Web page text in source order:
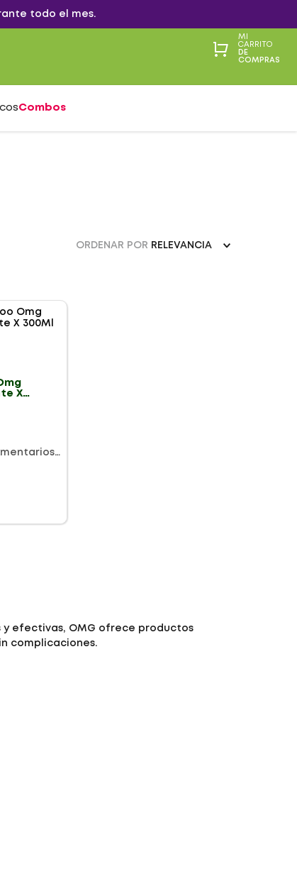
todo el mes.
MI
CARRITO
DE
COMPRAS
Combos
ORDENAR POR RELEVANCIA
X
y efectivas, OMG ofrece productos
complicaciones.